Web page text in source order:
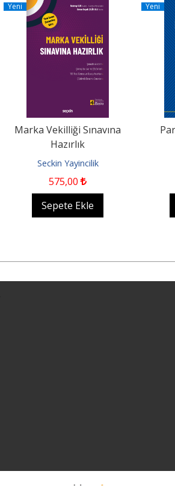
Yeni
Marka Vekilliği Sınavına
Hazırlık
Seckin Yayincilik
575,00
Sepete Ekle
Yeni